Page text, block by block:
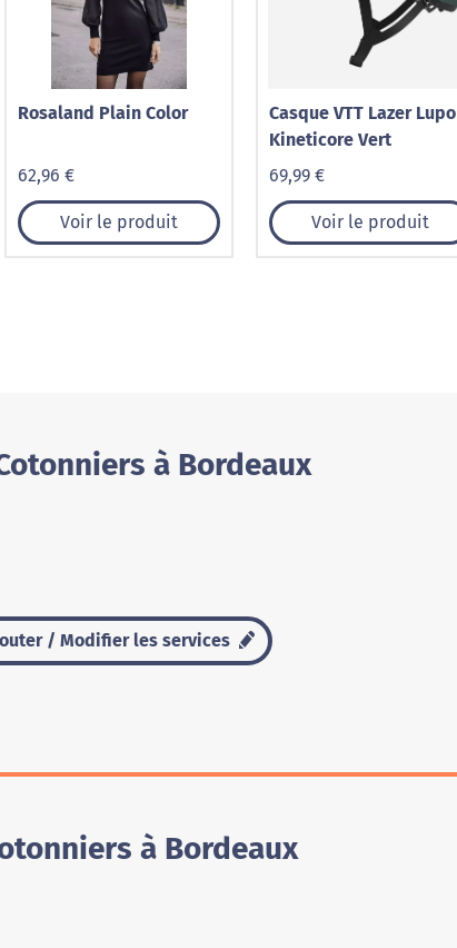
Rosaland Plain Color
62,96 €
Voir le produit
Casque VTT Lazer Lupo
Kineticore Vert
69,99 €
Voir le produit
à Bordeaux
/ Modifier les services
à Bordeaux